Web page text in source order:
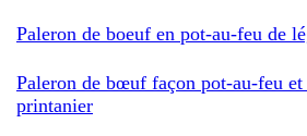
Paleron de boeuf en pot-au-feu de
Paleron de bœuf façon pot-au-feu et
printanier